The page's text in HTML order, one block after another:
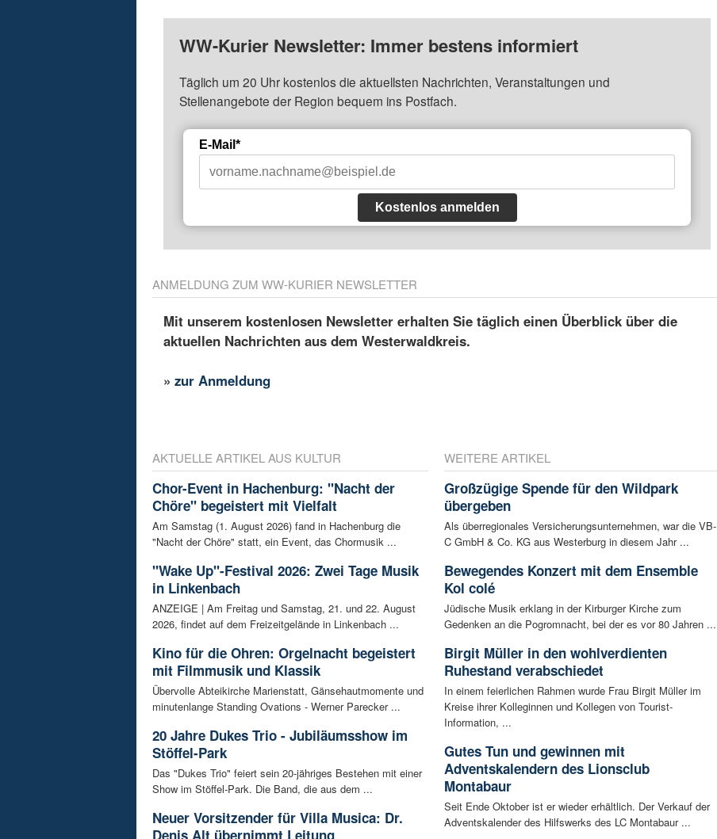
WW-Kurier Newsletter: Immer bestens informiert
Täglich um 20 Uhr kostenlos die aktuellsten Nachrichten, Veranstaltungen und
Stellenangebote der Region bequem ins Postfach.
E-Mail*
Kostenlos anmelden
ANMELDUNG ZUM WW-KURIER NEWSLETTER
Mit unserem kostenlosen Newsletter erhalten Sie täglich einen Überblick über die
aktuellen Nachrichten aus dem Westerwaldkreis.
»zur Anmeldung
AKTUELLE ARTIKEL AUS KULTUR
Chor-Event in Hachenburg: "Nacht der
Chöre" begeistert mit Vielfalt
Am Samstag (1. August 2026) fand in Hachenburg die
"Nacht der Chöre" statt, ein Event, das Chormusik ...
"Wake Up"-Festival 2026: Zwei Tage Musik
in Linkenbach
ANZEIGE | Am Freitag und Samstag, 21. und 22. August
2026, findet auf dem Freizeitgelände in Linkenbach ...
Kino für die Ohren: Orgelnacht begeistert
mit Filmmusik und Klassik
Übervolle Abteikirche Marienstatt, Gänsehautmomente und
minutenlange Standing Ovations - Werner Parecker ...
20 Jahre Dukes Trio - Jubiläumsshow im
Stöffel-Park
Das "Dukes Trio" feiert sein 20-jähriges Bestehen mit einer
Show im Stöffel-Park. Die Band, die aus dem ...
Neuer Vorsitzender für Villa Musica: Dr.
Denis Alt übernimmt Leitung
WEITERE ARTIKEL
Großzügige Spende für den Wildpark
übergeben
Als überregionales Versicherungsunternehmen, war die VB-
C GmbH & Co. KG aus Westerburg in diesem Jahr ...
Bewegendes Konzert mit dem Ensemble
Kol colé
Jüdische Musik erklang in der Kirburger Kirche zum
Gedenken an die Pogromnacht, bei der es vor 80 Jahren ...
Birgit Müller in den wohlverdienten
Ruhestand verabschiedet
In einem feierlichen Rahmen wurde Frau Birgit Müller im
Kreise ihrer Kolleginnen und Kollegen von Tourist-
Information, ...
Gutes Tun und gewinnen mit
Adventskalendern des Lionsclub
Montabaur
Seit Ende Oktober ist er wieder erhältlich. Der Verkauf der
Adventskalender des Hilfswerks des LC Montabaur ...